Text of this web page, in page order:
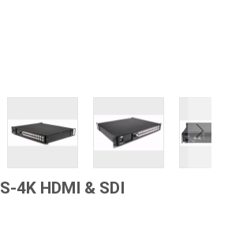
4K HDMI & SDI